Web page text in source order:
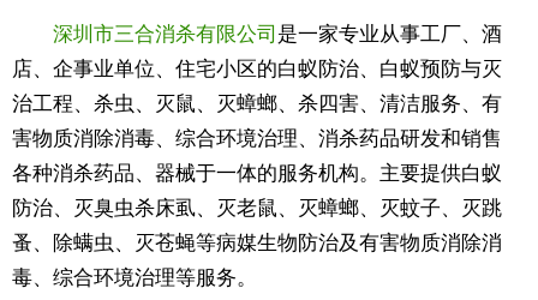
深圳市三合消杀有限公司 是一家专业从事工厂、酒
店、企事业单位、住宅小区的白蚁防治、白蚁预防与灭
治工程、杀虫、灭鼠、灭蟑螂、杀四害、清洁服务、有
害物质消除消毒、综合环境治理、消杀药品研发和销售
各种消杀药品、器械于一体的服务机构。主要提供白蚁
防治、灭臭虫杀床虱、灭老鼠、灭蟑螂、灭蚊子、灭跳
蚤、除螨虫、灭苍蝇等病媒生物防治及有害物质消除消
毒、综合环境治理等服务。